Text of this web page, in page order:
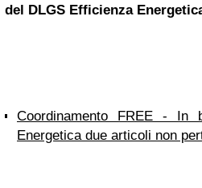
del DLGS Efficienza
Coordinamento FREE - In
Energetica due articoli non